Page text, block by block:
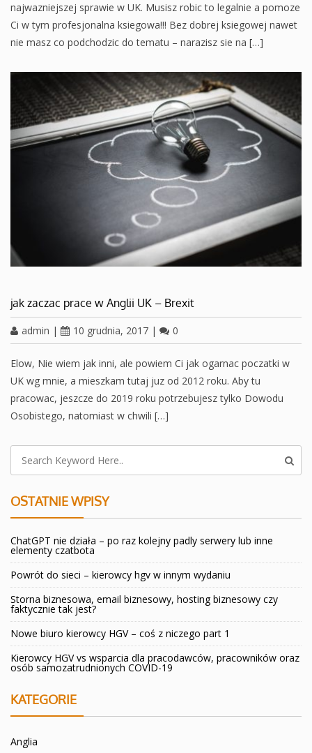
najwazniejszej sprawie w UK. Musisz robic to legalnie a pomoze
Ci w tym profesjonalna ksiegowa!!! Bez dobrej ksiegowej nawet
nie masz co podchodzic do tematu – narazisz sie na […]
jak zaczac prace w Anglii UK – Brexit
admin | 10 grudnia, 2017 | 0
Elow, Nie wiem jak inni, ale powiem Ci jak ogarnac poczatki w
UK wg mnie, a mieszkam tutaj juz od 2012 roku. Aby tu
pracowac, jeszcze do 2019 roku potrzebujesz tylko Dowodu
Osobistego, natomiast w chwili […]
OSTATNIE WPISY
ChatGPT nie działa – po raz kolejny padly serwery lub inne
elementy czatbota
Powrót do sieci – kierowcy hgv w innym wydaniu
Storna biznesowa, email biznesowy, hosting biznesowy czy
faktycznie tak jest?
Nowe biuro kierowcy HGV – coś z niczego part 1
Kierowcy HGV vs wsparcia dla pracodawców, pracowników oraz
osób samozatrudnionych COVID-19
KATEGORIE
Anglia